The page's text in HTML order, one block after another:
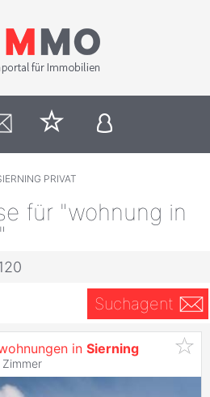
PRIVAT
für "wohnung in
Suchagent
in Sierning
Zimmer